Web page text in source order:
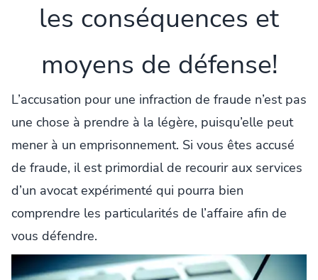
les conséquences et
moyens de défense!
L’accusation pour une infraction de fraude n’est pas
une chose à prendre à la légère, puisqu’elle peut
mener à un emprisonnement. Si vous êtes accusé
de fraude, il est primordial de recourir aux services
d’un avocat expérimenté qui pourra bien
comprendre les particularités de l’affaire afin de
vous défendre.